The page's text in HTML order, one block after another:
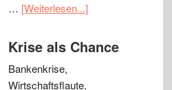
… [Weiterlesen...]
Krise als Chance
Bankenkrise,
Wirtschaftsflaute,